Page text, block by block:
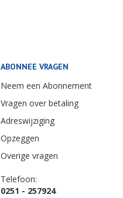
ABONNEE VRAGEN
Neem een Abonnement
Vragen over betaling
Adreswijziging
Opzeggen
Overige vragen
Telefoon:
0251 - 257924